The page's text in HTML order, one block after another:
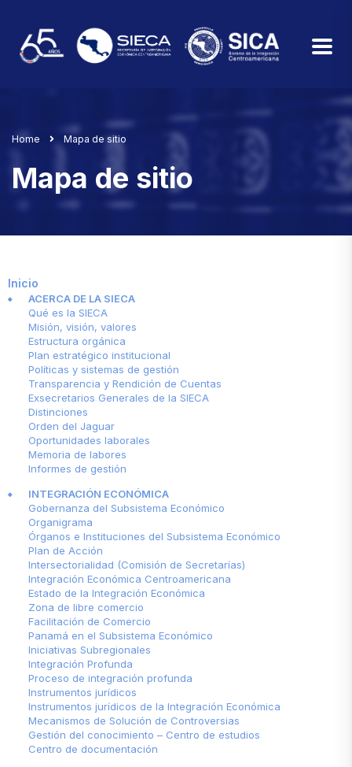
Home Mapa de sitio
Mapa de sitio
Inicio
ACERCA DE LA SIECA
Qué es la SIECA
Misión, visión, valores
Estructura orgánica
Plan estratégico institucional
Políticas y sistemas de gestión
Transparencia y Rendición de Cuentas
Exsecretarios Generales de la SIECA
Distinciones
Orden del Jaguar
Oportunidades laborales
Memoria de labores
Informes de gestión
INTEGRACIÓN ECONÓMICA
Gobernanza del Subsistema Económico
Organigrama
Órganos e Instituciones del Subsistema Económico
Plan de Acción
Intersectorialidad (Comisión de Secretarías)
Integración Económica Centroamericana
Estado de la Integración Económica
Zona de libre comercio
Facilitación de Comercio
Panamá en el Subsistema Económico
Iniciativas Subregionales
Integración Profunda
Proceso de integración profunda
Instrumentos jurídicos
Instrumentos jurídicos de la Integración Económica
Mecanismos de Solución de Controversias
Gestión del conocimiento – Centro de estudios
Centro de documentación